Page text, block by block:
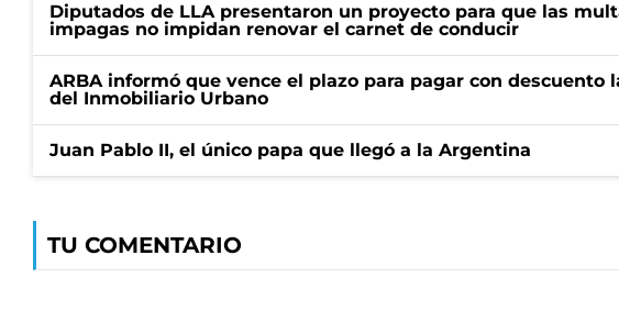
Diputados de LLA presentaron un proyecto para que las
impagas no impidan renovar el carnet de conducir
ARBA informó que vence el plazo para pagar con descuento
del Inmobiliario Urbano
Juan Pablo II, el único papa que llegó a la Argentina
TU COMENTARIO